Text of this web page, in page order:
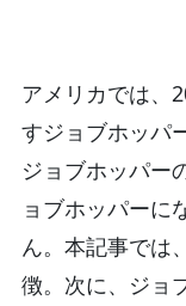
アメリカでは、
すジョブホッパ
ジョブホッパー
ョブホッパーに
ん。本記事では
徴。次に、ジョ